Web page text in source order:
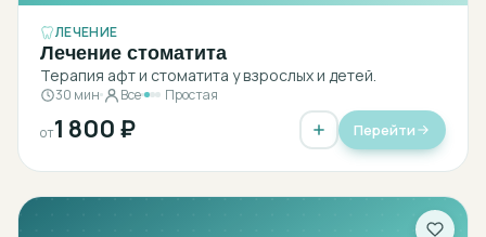
ЛЕЧЕНИЕ
Лечение стоматита
Терапия афт и стоматита у взрослых и детей.
30 мин Все Простая
от1 800 ₽ Перейти